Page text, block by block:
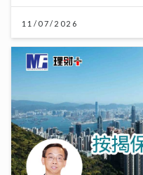
11/07/2026